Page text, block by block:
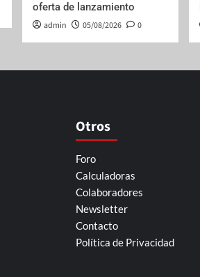
oferta de lanzamiento
admin 05/08/2026 0
Otros
Foro
Calculadoras
Colaboradores
Newsletter
Contacto
Política de Privacidad